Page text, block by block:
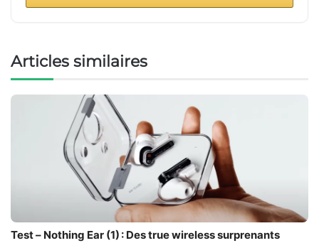
Articles similaires
Test – Nothing Ear (1) : Des true wireless surprenants